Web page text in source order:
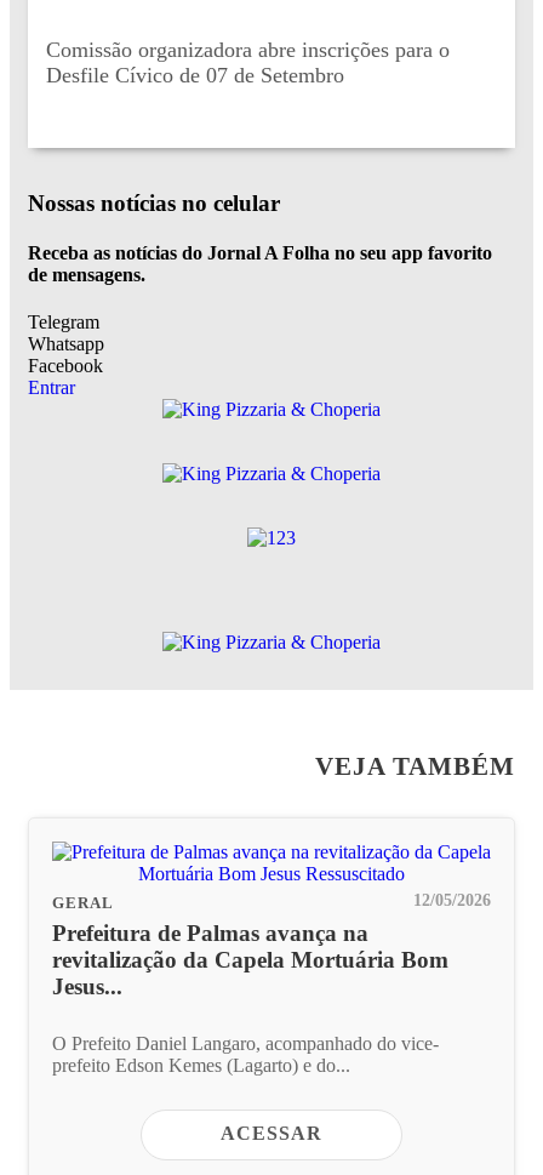
Comissão organizadora abre inscrições para o
Desfile Cívico de 07 de Setembro
Nossas notícias no celular
Receba as notícias do Jornal A Folha no seu app favorito
de mensagens.
Telegram
Whatsapp
Facebook
Entrar
VEJA TAMBÉM
GERAL 12/05/2026
Prefeitura de Palmas avança na
revitalização da Capela Mortuária Bom
Jesus...
O Prefeito Daniel Langaro, acompanhado do vice-
prefeito Edson Kemes (Lagarto) e do...
ACESSAR